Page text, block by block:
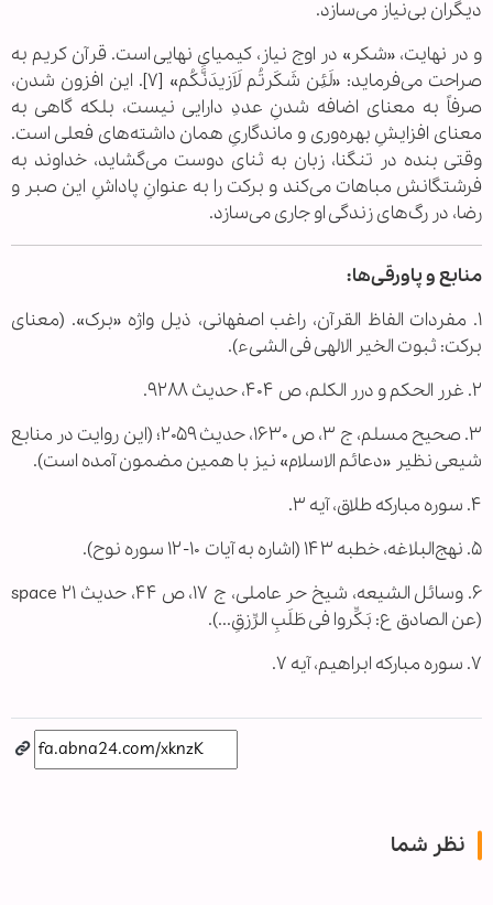
دیگران بی‌نیاز می‌سازد.
و در نهایت، «شکر» در اوج نیاز، کیمیایِ نهایی است. قرآن کریم به
صراحت می‌فرماید: «لَئِن شَکَرتُم لَاَزیدَنَّکُم» [۷]. این افزون شدن،
صرفاً به معنای اضافه شدنِ عددِ دارایی نیست، بلکه گاهی به
معنای افزایشِ بهره‌وری و ماندگاریِ همان داشته‌های فعلی است.
وقتی بنده در تنگنا، زبان به ثنای دوست می‌گشاید، خداوند به
فرشتگانش مباهات می‌کند و برکت را به عنوانِ پاداشِ این صبر و
رضا، در رگ‌های زندگی او جاری می‌سازد.
منابع و پاورقی‌ها:
۱. مفردات الفاظ القرآن، راغب اصفهانی، ذیل واژه «برک». (معنای
برکت: ثبوت الخیر الالهی فی الشیء).
۲. غرر الحکم و درر الکلم، ص ۴۰۴، حدیث ۹۲۸۸.
۳. صحیح مسلم، ج ۳، ص ۱۶۳۰، حدیث ۲۰۵۹؛ (این روایت در منابع
شیعی نظیر «دعائم الاسلام» نیز با همین مضمون آمده است).
۴. سوره مبارکه طلاق، آیه ۳.
۵. نهج‌البلاغه، خطبه ۱۴۳ (اشاره به آیات ۱۰-۱۲ سوره نوح).
۶. وسائل الشیعه، شیخ حر عاملی، ج ۱۷، ص ۴۴، حدیث ۲۱ space
(عن الصادق ع: بَکِّروا فی طَلَبِ الرِّزقِ...).
۷. سوره مبارکه ابراهیم، آیه ۷.
نظر شما